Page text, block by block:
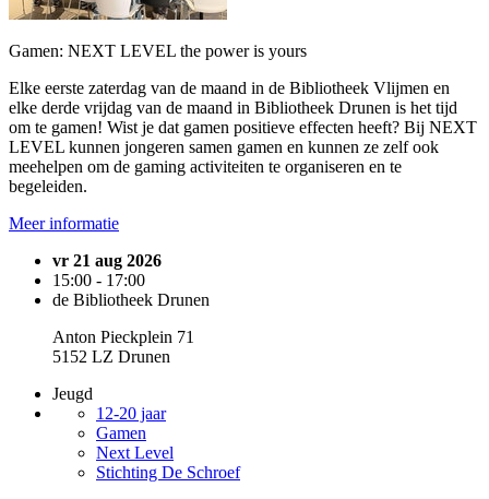
Gamen: NEXT LEVEL the power is yours
Elke eerste zaterdag van de maand in de Bibliotheek Vlijmen en
elke derde vrijdag van de maand in Bibliotheek Drunen is het tijd
om te gamen! Wist je dat gamen positieve effecten heeft? Bij NEXT
LEVEL kunnen jongeren samen gamen en kunnen ze zelf ook
meehelpen om de gaming activiteiten te organiseren en te
begeleiden.
Meer informatie
vr 21 aug 2026
15:00 - 17:00
de Bibliotheek Drunen
Anton Pieckplein 71
5152 LZ Drunen
Jeugd
12-20 jaar
Gamen
Next Level
Stichting De Schroef